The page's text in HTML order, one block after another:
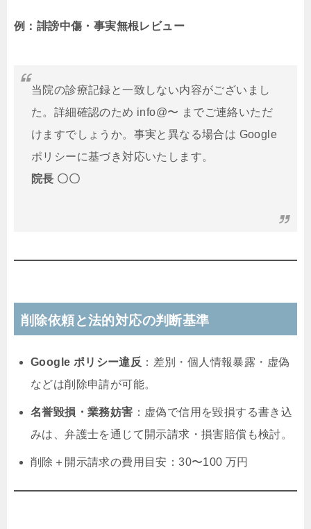
例：誹謗中傷・事実無根レビュー
当院の診療記録と一致しない内容がございまし
た。詳細確認のため info@〜 までご連絡いただ
けますでしょうか。事実と異なる場合は Google
ポリシーに基づき対応いたします。
院長 〇〇
削除依頼と法的対応の判断基準
Google ポリシー違反 ：差別・個人情報暴露・虚偽
などは削除申請が可能。
名誉毀損・業務妨害 ：虚偽で信用を毀損する書き込
みは、弁護士を通じて開示請求・損害賠償も検討。
削除＋開示請求の費用目安：30〜100 万円